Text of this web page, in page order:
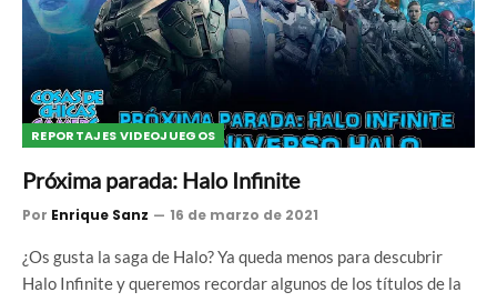
REPORTAJES VIDEOJUEGOS
Próxima parada: Halo Infinite
Por Enrique Sanz 16 de marzo de 2021
¿Os gusta la saga de Halo? Ya queda menos para descubrir
Halo Infinite y queremos recordar algunos de los títulos de la